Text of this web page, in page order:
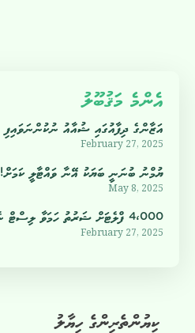
ކިޔުންތެރިންގެ ހިޔާލު
އެންމެ މަޤުބޫލު
އަޒާންގެ ދިފާއުގައި ޝުއާއު ނުކުންނަވައިފި
February 27, 2025
ޔުމްނު ބުނަނީ ބަޔަކު އޭނާ ވައްޓާލީ ކަމަށް!
May 8, 2025
4،000 ފްލެޓަށް ޝަރުތު ހަމަވާ ލިސްޓް ނެރެފި
February 27, 2025